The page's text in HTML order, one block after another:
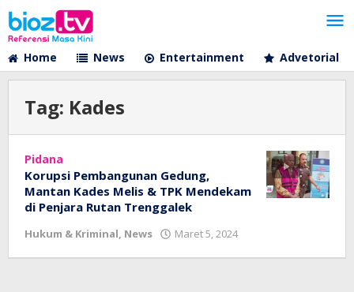
Lewati
ke
konten
Home
News Entertainment Advetorial
Tag: Kades
Pidana
Korupsi Pembangunan Gedung,
Mantan Kades Melis & TPK Mendekam
di Penjara Rutan Trenggalek
Hukum & Kriminal, News Maret 5, 2024
tv